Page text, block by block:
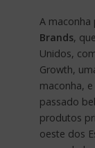
A maconha
Brands,
Unidos,
Growth,
maconha,
passado
produtos
oeste dos